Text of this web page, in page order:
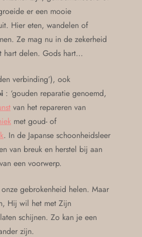
er een mooie
Hier eten, wandelen of
Ze mag nu in de zekerheid
hart delen. Gods hart…
verbinding’), ook
: ‘gouden reparatie genoemd,
van het repareren van
met goud- of
. In de Japanse schoonheidsleer
van breuk en herstel bij aan
een voorwerp.
gebrokenheid helen. Maar
Hij wil het met Zijn
schijnen. Zo kan je een
zijn.